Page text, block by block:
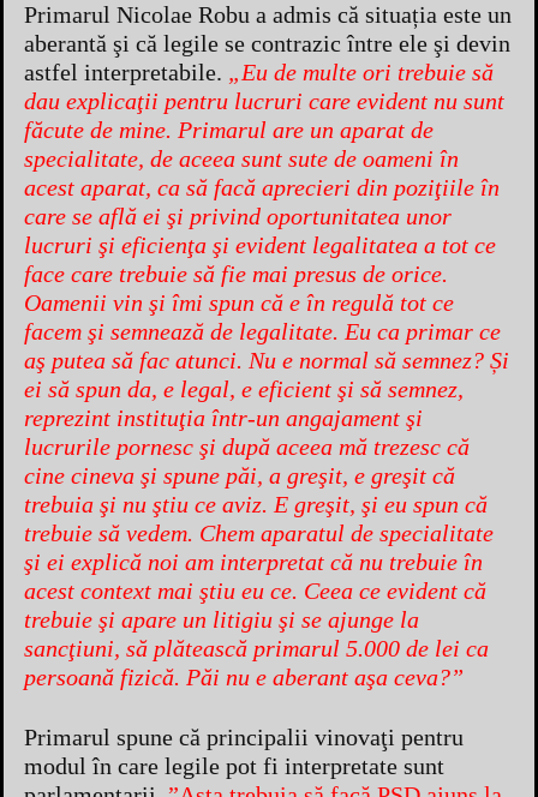
Primarul Nicolae Robu a admis că situația este un
aberantă şi că legile se contrazic între ele şi devin
astfel interpretabile. „Eu de multe ori trebuie să
dau explicaţii pentru lucruri care evident nu sunt
făcute de mine. Primarul are un aparat de
specialitate, de aceea sunt sute de oameni în
acest aparat, ca să facă aprecieri din poziţiile în
care se află ei şi privind oportunitatea unor
lucruri şi eficienţa şi evident legalitatea a tot ce
face care trebuie să fie mai presus de orice.
Oamenii vin şi îmi spun că e în regulă tot ce
facem şi semnează de legalitate. Eu ca primar ce
aş putea să fac atunci. Nu e normal să semnez? Și
ei să spun da, e legal, e eficient şi să semnez,
reprezint instituţia într-un angajament şi
lucrurile pornesc şi după aceea mă trezesc că
cine cineva şi spune păi, a greşit, e greşit că
trebuia şi nu ştiu ce aviz. E greşit, şi eu spun că
trebuie să vedem. Chem aparatul de specialitate
şi ei explică noi am interpretat că nu trebuie în
acest context mai ştiu eu ce. Ceea ce evident că
trebuie şi apare un litigiu şi se ajunge la
sancţiuni, să plătească primarul 5.000 de lei ca
persoană fizică. Păi nu e aberant aşa ceva?”
Primarul spune că principalii vinovaţi pentru
modul în care legile pot fi interpretate sunt